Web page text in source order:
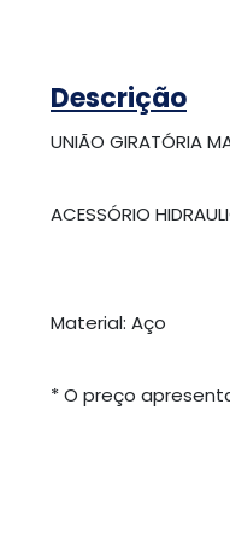
Descrição
UNIÃO GIRATÓRIA
ACESSÓRIO
Material: Aço
* O preço